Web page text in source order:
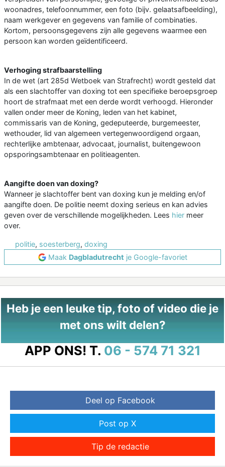
woonadres, telefoonnummer, een foto (bijv. gelaatsafbeelding),
naam werkgever en gegevens van familie of combinaties.
Kortom, persoonsgegevens zijn alle gegevens waarmee een
persoon kan worden geïdentificeerd.
Verhoging strafbaarstelling
In de wet (art 285d Wetboek van Strafrecht) wordt gesteld dat
als een slachtoffer van doxing tot een specifieke beroepsgroep
hoort de strafmaat met een derde wordt verhoogd. Hieronder
vallen onder meer de Koning, leden van het kabinet,
commissaris van de Koning, gedeputeerde, burgemeester,
wethouder, lid van algemeen vertegenwoordigend orgaan,
rechterlijke ambtenaar, advocaat, journalist, buitengewoon
opsporingsambtenaar en politieagenten.
Aangifte doen van doxing?
Wanneer je slachtoffer bent van doxing kun je melding en/of
aangifte doen. De politie neemt doxing serieus en kan advies
geven over de verschillende mogelijkheden. Lees hier meer
over.
politie, soesterberg, doxing
Maak Dagbladutrecht je Google-favoriet
Heb je een leuke tip, foto of video die je
met ons wilt delen?
APP ONS! T. 06 - 574 71 321
Deel op Facebook
Post op X
Tip de redactie